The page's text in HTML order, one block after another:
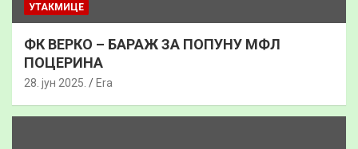
УТАКМИЦЕ
ФК ВЕРКО – БАРАЖ ЗА ПОПУНУ МФЛ
ПОЦЕРИНА
28. јун 2025. Era